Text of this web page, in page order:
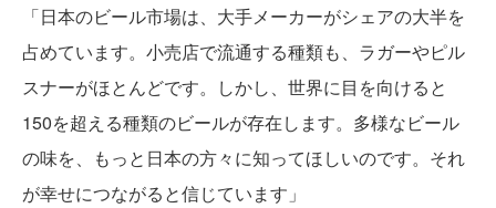
「日本のビール市場は、大手メーカーがシェアの大半を
占めています。小売店で流通する種類も、ラガーやピル
スナーがほとんどです。しかし、世界に目を向けると
150を超える種類のビールが存在します。多様なビール
の味を、もっと日本の方々に知ってほしいのです。それ
が幸せにつながると信じています」